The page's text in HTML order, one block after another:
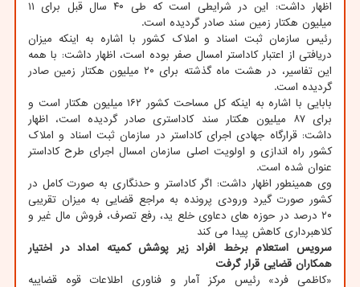
اظهار داشت: این در شرایطی است که طی ۴۰ سال قبل برای ۱۱
میلیون هکتار زمین سند صادر گردیده است.
رئیس سازمان ثبت اسناد و املاک کشور با اشاره به اینکه میزان
دریافتی از اعتبار کاداستر امسال صفر بوده است، اظهار داشت: با همه
این تفاسیر، در هشت ماه گذشته برای ۲۰ میلیون هکتار زمین صادر
گردیده است.
بابایی با اشاره به اینکه کل مساحت کشور ۱۶۲ میلیون هکتار است و
برای ۸۷ میلیون هکتار سند کاداستری صادر گردیده است، اظهار
داشت: قرارگاه جهادی اجرای کاداستر در سازمان ثبت اسناد و املاک
کشور راه اندازی و اولویت اصلی سازمان امسال اجرای طرح کاداستر
عنوان شده است.
وی همینطور اظهار داشت: اگر کاداستر و حدنگاری به صورت کامل در
کشور صورت گیرد ورودی پرونده به مراجع قضایی به میزان تقریبی
۲۰ درصد در حوزه های دعاوی خلع ید، رفع تصرف، فروش مال غیر و
کلاهبرداری کاهش پیدا می کند
سرویس استعلام برخط افراد زیر پوشش کمیته امداد در اختیار
همکاران قضایی قرار گرفت
«کاظمی فرد» رئیس مرکز آمار و فناوری اطلاعات قوه قضاییه